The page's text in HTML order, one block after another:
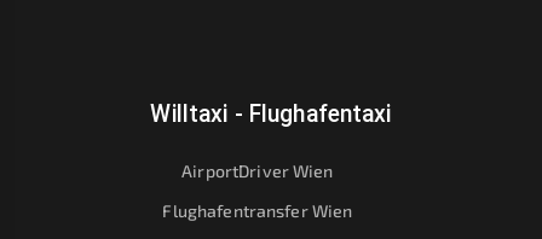
Willtaxi - Flughafentaxi
AirportDriver Wien
Flughafentransfer Wien